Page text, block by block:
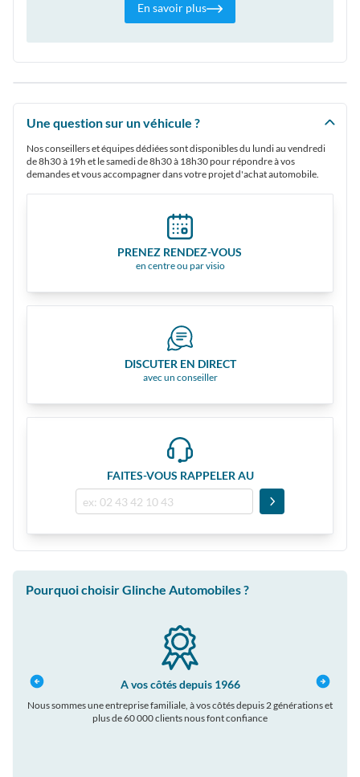
En savoir plus
Une question sur un véhicule ?
Nos conseillers et équipes dédiées sont disponibles du lundi au vendredi
de 8h30 à 19h et le samedi de 8h30 à 18h30 pour répondre à vos
demandes et vous accompagner dans votre projet d'achat automobile.
PRENEZ RENDEZ-VOUS
en centre ou par visio
DISCUTER EN DIRECT
avec un conseiller
FAITES-VOUS RAPPELER AU
Pourquoi choisir Glinche Automobiles ?
A vos côtés depuis 1966
Nous sommes une entreprise familiale, à vos côtés depuis 2 générations et
plus de 60 000 clients nous font confiance